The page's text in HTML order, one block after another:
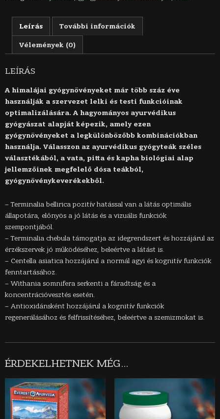
mennyiség
Leírás További információk
Vélemények (0)
LEÍRÁS
A himalájai gyógynövényeket már több száz éve
használják a szervezet lelki és testi funkcióinak
optimalizálására. A hagyományos ayurvédikus
gyógyászat alapját képezik, amely ezen
gyógynövényeket a legkülönbözőbb kombinációkban
használja. Válasszon az ayurvédikus gyógyteák széles
választékából, a vata, pitta és kapha biológiai alap
jellemzőinek megfelelő dósa teákból,
gyógynövénykeverékekből.
– Terminalia bellirica pozitív hatással van a látás optimális
állapotára, előnyös a jó látás és a vizuális funkciók
szempontjából.
– Terminalia chebula támogatja az idegrendszert és hozzájárul az
érzékszervek jó működéséhez, beleértve a látást is.
– Centella asiatica hozzájárul a normál agyi és kognitív funkciók
fenntartásához.
– Withania somnifera serkenti a fáradtság és a
koncentrációvesztés esetén.
– Antioxidánsként hozzájárul a kognitív funkciók
regenerálásához és felfrissítéséhez, beleértve a szemizmokat is.
ÉRDEKELHETNEK MÉG…